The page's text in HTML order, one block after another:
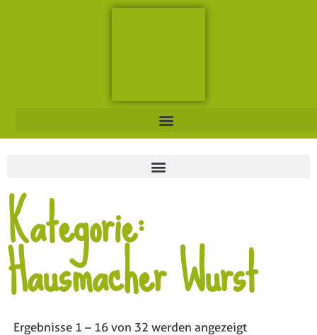
Kategorie:
Hausmacher Wurst
Ergebnisse 1 – 16 von 32 werden angezeigt